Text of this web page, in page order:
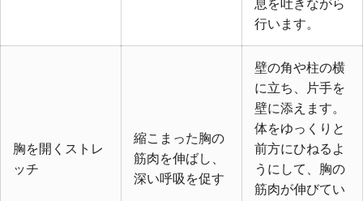
息を吐きながら
行います。
胸を開くストレ
ッチ
縮こまった胸の
筋肉を伸ばし、
深い呼吸を促す
壁の角や柱の横
に立ち、片手を
壁に添えます。
体をゆっくりと
前方にひねるよ
うにして、胸の
筋肉が伸びてい